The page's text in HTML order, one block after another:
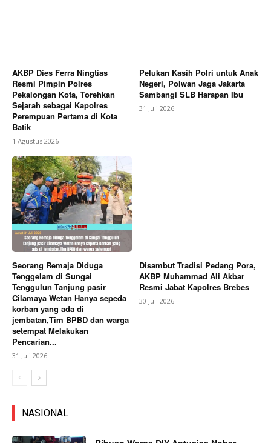
AKBP Dies Ferra Ningtias
Resmi Pimpin Polres
Pekalongan Kota, Torehkan
Sejarah sebagai Kapolres
Perempuan Pertama di Kota
Batik
1 Agustus 2026
Pelukan Kasih Polri untuk Anak
Negeri, Polwan Jaga Jakarta
Sambangi SLB Harapan Ibu
31 Juli 2026
Seorang Remaja Diduga
Tenggelam di Sungai
Tenggulun Tanjung pasir
Cilamaya Wetan Hanya sepeda
korban yang ada di
jembatan,Tim BPBD dan warga
setempat Melakukan
Pencarian...
31 Juli 2026
Disambut Tradisi Pedang Pora,
AKBP Muhammad Ali Akbar
Resmi Jabat Kapolres Brebes
30 Juli 2026
NASIONAL